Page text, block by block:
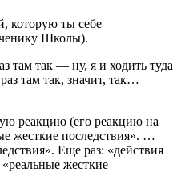
которую ты себе
Школы).
там так — ну, я и ходить туда
там так, значит, так…
реакцию (его реакцию на
жесткие последствия». …
Еще раз: «действия
жесткие